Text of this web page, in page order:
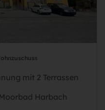
mit 2 Terrassen
Harbach